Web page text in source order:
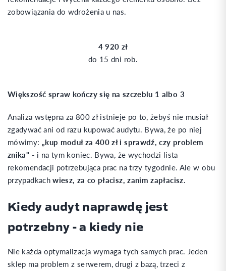
zobowiązania do wdrożenia u nas.
4 920 zł
do 15 dni rob.
Większość spraw kończy się na szczeblu 1 albo 3
Analiza wstępna za 800 zł istnieje po to, żebyś nie musiał
zgadywać ani od razu kupować audytu. Bywa, że po niej
mówimy: „kup moduł za 400 zł i sprawdź, czy problem
znika" - i na tym koniec. Bywa, że wychodzi lista
rekomendacji potrzebująca prac na trzy tygodnie. Ale w obu
przypadkachwiesz, za co płacisz, zanim zapłacisz.
Kiedy audyt naprawdę jest
potrzebny - a kiedy nie
Nie każda optymalizacja wymaga tych samych prac. Jeden
sklep ma problem z serwerem, drugi z bazą, trzeci z